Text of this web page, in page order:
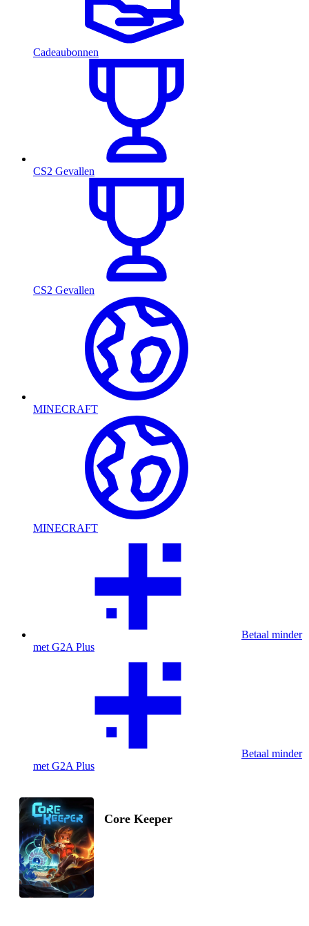
Cadeaubonnen
CS2 Gevallen
CS2 Gevallen
MINECRAFT
MINECRAFT
Betaal minder
met G2A Plus
Betaal minder
met G2A Plus
Core Keeper